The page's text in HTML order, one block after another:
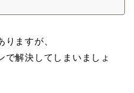
ますが、
で解決してしまいましょ